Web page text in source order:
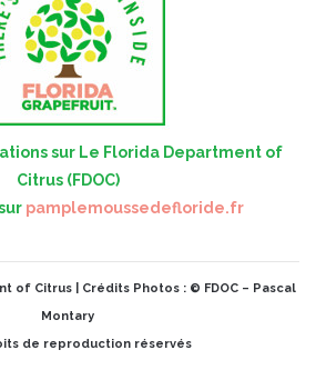
sur Le Florida Department of
Citrus (FDOC)
pamplemoussedefloride.fr
of Citrus | Crédits Photos : © FDOC – Pascal
Montary
de reproduction réservés